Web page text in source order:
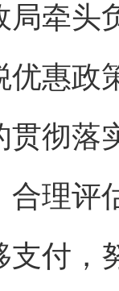
头负
优惠政
贯彻落
合理评
支付，